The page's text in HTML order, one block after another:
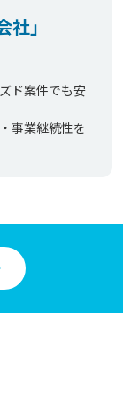
社」
ド案件でも安
事業継続性を